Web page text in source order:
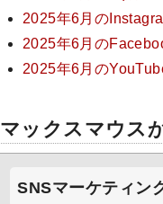
2025年6月の
2025年6月の
2025年6月の
マックスマウス
SNSマーケティン